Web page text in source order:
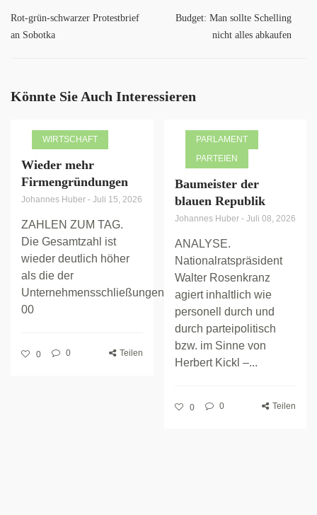
Rot-grün-schwarzer Protestbrief
an Sobotka
Budget: Man sollte Schelling
nicht alles abkaufen
Könnte Sie Auch Interessieren
WIRTSCHAFT
Wieder mehr
Firmengründungen
Johannes Huber - Juli 15, 2026
ZAHLEN ZUM TAG.
Die Gesamtzahl ist
wieder deutlich höher
als die der
Unternehmensschließungen.
00
0 0 Teilen
PARLAMENT
PARTEIEN
Baumeister der
blauen Republik
Johannes Huber - Juli 08, 2026
ANALYSE.
Nationalratspräsident
Walter Rosenkranz
agiert inhaltlich wie
personell durch und
durch parteipolitisch
bzw. im Sinne von
Herbert Kickl –...
0 0 Teilen